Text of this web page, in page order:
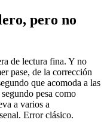
pero no
de lectura fina. Y no
pase, de la corrección
que acomoda a las
pesa como
a varios a
Error clásico.